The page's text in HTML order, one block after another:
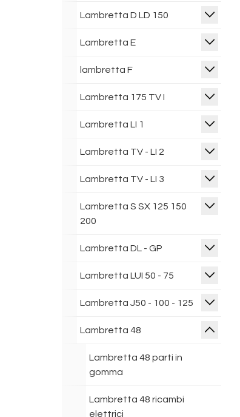
Lambretta D LD 150
Lambretta E
lambretta F
Lambretta 175 TV I
Lambretta LI 1
Lambretta TV - LI 2
Lambretta TV - LI 3
Lambretta S SX 125 150
200
Lambretta DL - GP
Lambretta LUI 50 - 75
Lambretta J50 - 100 - 125
Lambretta 48
Lambretta 48 parti in
gomma
Lambretta 48 ricambi
elettrici